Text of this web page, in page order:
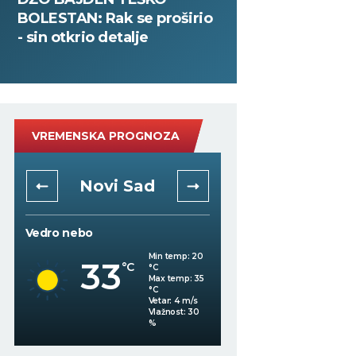
BOLESTAN: Rak se proširio
- sin otkrio detalje
VREMENSKA PROGNOZA
Novi Sad
Vedro nebo
33°C
Min temp: 20
°C
Max temp: 35
°C
Vetar: 4 m/s
Vlažnost: 30
%